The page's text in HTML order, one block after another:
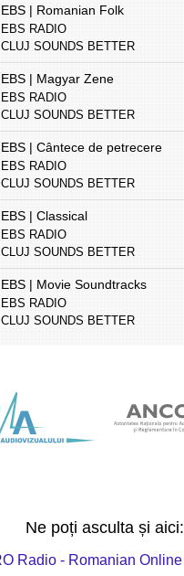
EBS | Romanian Folk
EBS RADIO
CLUJ SOUNDS BETTER
EBS | Magyar Zene
EBS RADIO
CLUJ SOUNDS BETTER
EBS | Cântece de petrecere
EBS RADIO
CLUJ SOUNDS BETTER
EBS | Classical
EBS RADIO
CLUJ SOUNDS BETTER
EBS | Movie Soundtracks
EBS RADIO
CLUJ SOUNDS BETTER
Ne poți asculta și aici: